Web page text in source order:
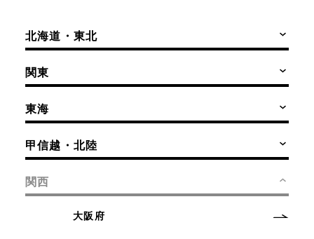
北海道・東北
関東
東海
甲信越・北陸
関西
大阪府